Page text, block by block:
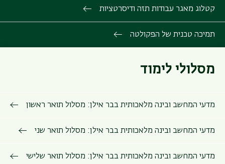
קטלוג מאגר עבודות תזה ודיסרטציות
תמיכה טכנית של הפקולטה
מסלולי לימוד
מדעי המחשב ובינה מלאכותית בבר אילן: מסלול תואר ראשון
מדעי המחשב ובינה מלאכותית בבר אילן: מסלול תואר שני
מדעי המחשב ובינה מלאכותית בבר אילן: מסלול תואר שלישי